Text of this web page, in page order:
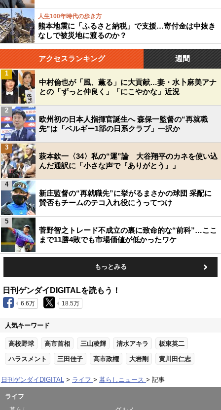
人生100年時代の歩き方
熊本地震に「ふるさと納税」で支援…寄付金は中抜き
なしで被災地に渡るのか？
アクセスランキング 週間
中村倫也が「風、薫る」に大貢献…妻・水卜麻美アナ
との「ずっと仲良く」「にこやかな」近況
1
欧州初の日本人指揮官誕生へ 森保一監督の“再就職
先”は「ベルギー1部の日系クラブ」一択か
2
萩本欽一〈34〉私の“運”論 大谷翔平のカネを使い込
んだ通訳に「小さな声で『ありがとう』」
3
新庄監督の“再就職先”に挙がるまさかの球団 采配に
賛否もチームのテコ入れ役にうってつけ
4
菅野智之トレード不成立の裏に致命的な“前科”…ここ
まで11勝4敗でも市場価値が低かったワケ
5
もっとみる
日刊ゲンダイDIGITALを読もう！
6.6万 18.5万
人気キーワード
高校野球 高市首相 三山凌輝 清水アキラ 板東英二
ハラスメント 三田佳子 高市政権 大岩剛 黄川田仁志
日刊ゲンダイDIGITAL ライフ 暮らしニュース 記事
ライフ